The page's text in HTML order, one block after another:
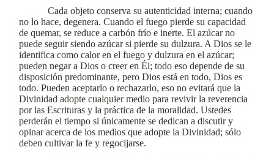
Cada objeto conserva su autenticidad interna; cuando
no lo hace, degenera. Cuando el fuego pierde su capacidad
de quemar, se reduce a carbón frío e inerte. El azúcar no
puede seguir siendo azúcar si pierde su dulzura. A Dios se le
identifica como calor en el fuego y dulzura en el azúcar;
pueden negar a Dios o creer en Él; todo eso depende de su
disposición predominante, pero Dios está en todo, Dios es
todo. Pueden aceptarlo o rechazarlo, eso no evitará que la
Divinidad adopte cualquier medio para revivir la reverencia
por las Escrituras y la práctica de la moralidad. Ustedes
perderán el tiempo si únicamente se dedican a discutir y
opinar acerca de los medios que adopte la Divinidad; sólo
deben cultivar la fe y regocijarse.